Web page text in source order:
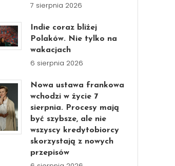
7 sierpnia 2026
Indie coraz bliżej
Polaków. Nie tylko na
wakacjach
6 sierpnia 2026
Nowa ustawa frankowa
wchodzi w życie 7
sierpnia. Procesy mają
być szybsze, ale nie
wszyscy kredytobiorcy
skorzystają z nowych
przepisów